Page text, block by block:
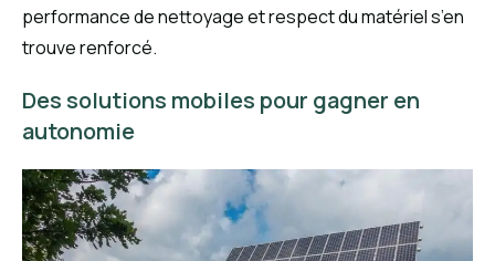
performance de nettoyage et respect du matériel s’en
trouve renforcé.
Des solutions mobiles pour gagner en
autonomie